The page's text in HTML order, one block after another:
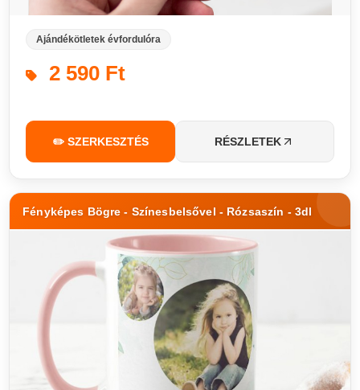
Ajándékötletek évfordulóra
2 590 Ft
✏️ SZERKESZTÉS RÉSZLETEK
Fényképes Bögre - Színesbelsővel - Rózsaszín - 3dl